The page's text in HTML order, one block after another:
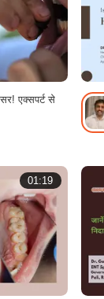
एक्सपर्ट से
01:19